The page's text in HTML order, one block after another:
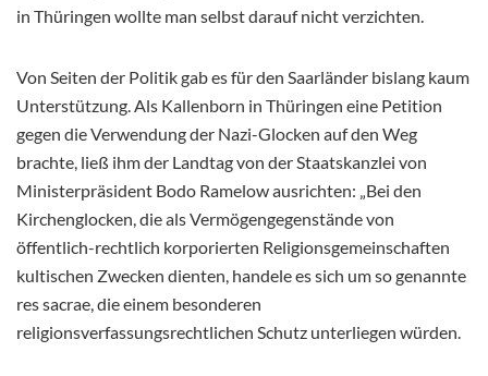
in Thüringen wollte man selbst darauf nicht verzichten.
Von Seiten der Politik gab es für den Saarländer bislang kaum
Unterstützung. Als Kallenborn in Thüringen eine Petition
gegen die Verwendung der Nazi-Glocken auf den Weg
brachte, ließ ihm der Landtag von der Staatskanzlei von
Ministerpräsident Bodo Ramelow ausrichten: „Bei den
Kirchenglocken, die als Vermögengegenstände von
öffentlich-rechtlich korporierten Religionsgemeinschaften
kultischen Zwecken dienten, handele es sich um so genannte
res sacrae, die einem besonderen
religionsverfassungsrechtlichen Schutz unterliegen würden.